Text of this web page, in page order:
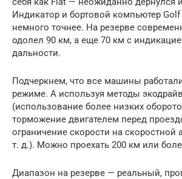
Индикатор и бортовой компьютер Golf
немного точнее. На резерве
одолел 90 км, а еще 70 км с
дальности.
Подчеркнем, что все машины
режиме. А используя методы
(использование более низких
торможение двигателем перед
ограничение скорости на скоростной
т. д.). Можно проехать 200 км или
Диапазон на резерве — реальный,